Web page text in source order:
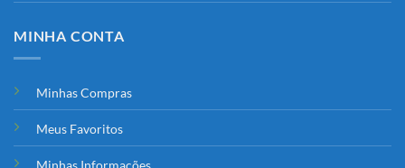
MINHA CONTA
Minhas Compras
Meus Favoritos
Minhas Informações